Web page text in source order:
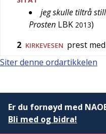
jeg skulle tiltrå
Prosten LBK 2013)
2 KIRKEVESEN prest
Siter denne ordartikkelen
Er du fornøyd med
Bli med og bidra!